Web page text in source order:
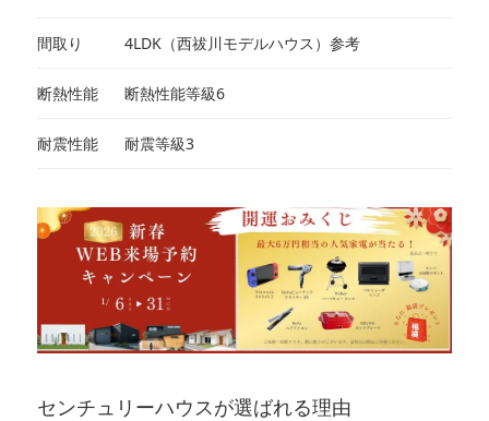
間取り 4LDK（西祓川モデルハウス）参考
断熱性能 断熱性能等級6
耐震性能 耐震等級3
センチュリーハウスが選ばれる理由